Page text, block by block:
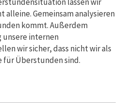
alleine. Gemeinsam analysieren
kommt. Außerdem
internen
wir sicher, dass nicht wir als
für Überstunden sind.